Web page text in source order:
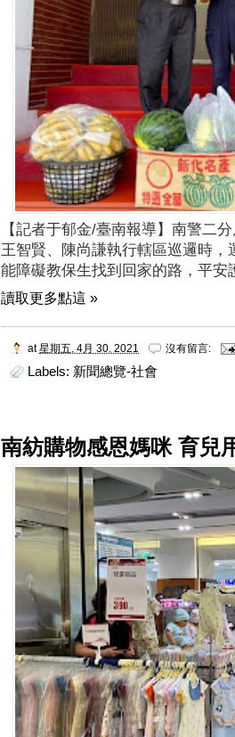
【記者于郁金/臺南報導】南警二
王智賢、陳尚謙執行轄區巡邏時
能障礙教保生找到回家的路，平安
讀取更多點這 »
at 星期五, 4月 30, 2021 沒有留言:
Labels: 新聞總覽-社會
南紡購物感恩媽咪 育兒